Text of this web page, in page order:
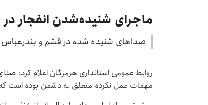
ماجرای شنیده‌شدن انفجار
صداهای شنیده شده در قشم و بندرعباس
روابط عمومی استانداری هرمزگان اعلام کرد:
مهمات عمل نکرده متعلق به دشمن بوده است